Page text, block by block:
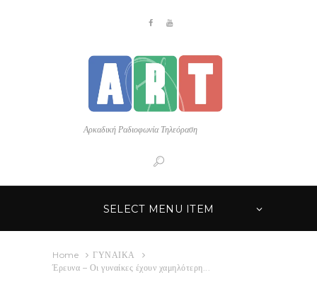
Αρκαδική Ραδιοφωνία Τηλεόραση
SELECT MENU ITEM
Home
ΓΥΝΑΙΚΑ
Έρευνα – Οι γυναίκες έχουν χαμηλότερη...